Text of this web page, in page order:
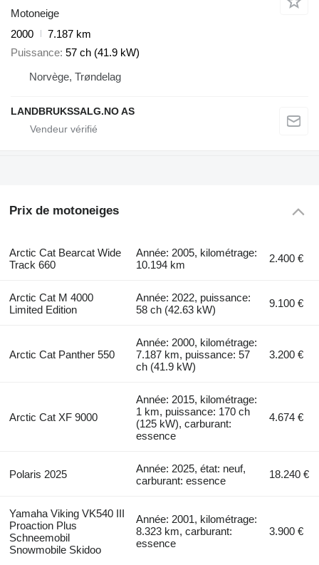
Motoneige
2000
7.187 km
Puissance 57 ch (41.9 kW)
Norvège, Trøndelag
LANDBRUKSSALG.NO AS
Prix de motoneiges
Arctic Cat Bearcat Wide
Track 660
Année: 2005, kilométrage:
10.194 km
2.400 €
Arctic Cat M 4000
Limited Edition
Année: 2022, puissance:
58 ch (42.63 kW)
9.100 €
Arctic Cat Panther 550
Année: 2000, kilométrage:
7.187 km, puissance: 57
ch (41.9 kW)
3.200 €
Arctic Cat XF 9000
Année: 2015, kilométrage:
1 km, puissance: 170 ch
(125 kW), carburant:
essence
4.674 €
Polaris 2025
Année: 2025, état: neuf,
carburant: essence
18.240 €
Yamaha Viking VK540 III
Proaction Plus
Schneemobil
Snowmobile Skidoo
Année: 2001, kilométrage:
8.323 km, carburant:
essence
3.900 €